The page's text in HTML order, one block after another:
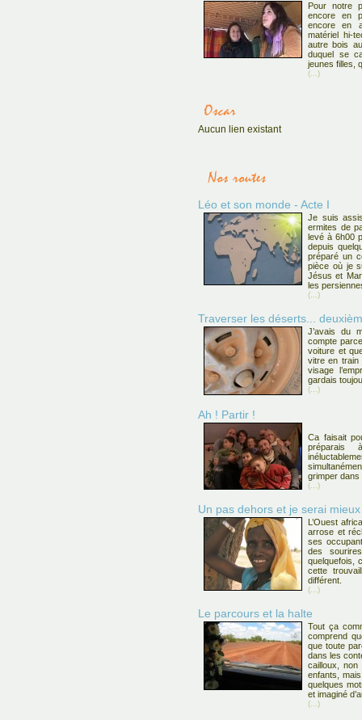
Pour notre
encore en
encore en
matériel hi-
autre bois
duquel se
jeunes filles,
(...)
Aucun lien existant
Léo et son monde - Acte I
Je suis
ermites de
levé à 6h00
depuis
préparé un
pièce où je
Jésus et
les
(...)
Traverser les déserts...
J’avais du
compte
voiture et
vitre en train
visage
gardais
(...)
Ah ! Partir !
Ca faisait
préparais
grimper dans
(...)
Un pas dehors et je serai
L’Ouest
arrose et
ses
des
quelquefois,
cette
différent.
(...)
Le parcours et la halte
Tout ça
comprend
que toute
dans les
cailloux,
enfants,
quelques
et imaginé
(...)